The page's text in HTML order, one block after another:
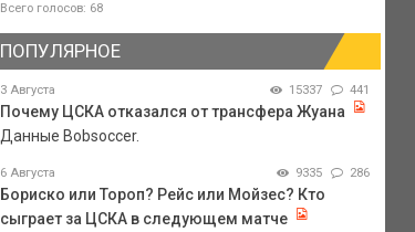
Всего голосов: 68
ПОПУЛЯРНОЕ
3 Августа 15337 441
Почему ЦСКА отказался от трансфера Жуана
Данные Bobsoccer.
6 Августа 9335 286
Бориско или Тороп? Рейс или Мойзес? Кто
сыграет за ЦСКА в следующем матче